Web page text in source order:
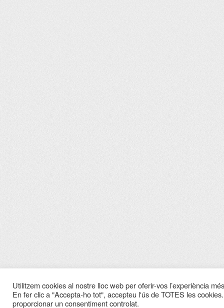
Utilitzem cookies al nostre lloc web per oferir-vos l’experiència
En fer clic a "Accepta-ho tot", accepteu l'ús de TOTES les
proporcionar un consentiment controlat.